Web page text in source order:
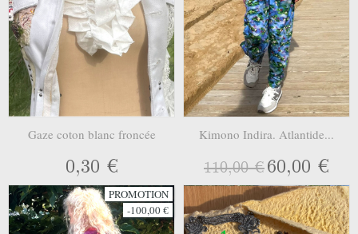
Gaze coton blanc froncée
0,30 €
Kimono Indira. Atlantide...
110,00 €60,00 €
PROMOTION
-100,00 €